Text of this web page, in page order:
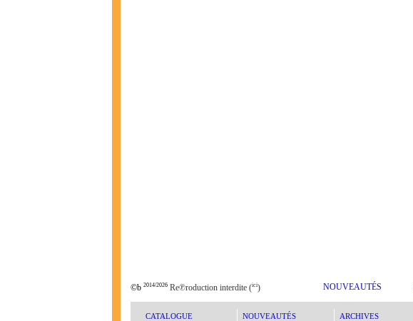
©b 2014/2026 Re℗roduction interdite (ici) NOUVEAUTÉS
CATALOGUE NOUVEAUTÉS ARCHIVES